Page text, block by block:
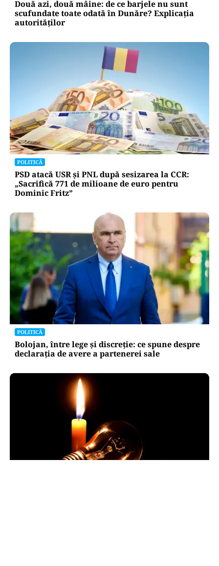
Două azi, două mâine: de ce barjele nu sunt
scufundate toate odată în Dunăre? Explicația
autorităților
POLITICĂ
PSD atacă USR și PNL după sesizarea la CCR:
„Sacrifică 771 de milioane de euro pentru
Dominic Fritz”
POLITICĂ
Bolojan, între lege și discreție: ce spune despre
declarația de avere a partenerei sale